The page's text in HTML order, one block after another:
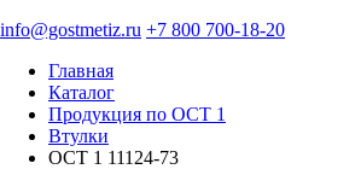
info@gostmetiz.ru +7 800 700-18-20
Главная
Каталог
Продукция по ОСТ 1
Втулки
ОСТ 1 11124-73